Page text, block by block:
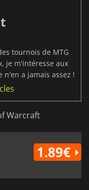
tournois de MTG
je m'intéresse aux
a jamais assez !
Warcraft
1.89€